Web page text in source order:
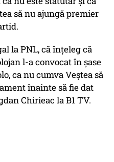
să nu ajungă premier
la PNL, că înțeleg că
l-a convocat în șase
ca nu cumva Veștea să
înainte să fie dat
Chirieac la B1 TV.